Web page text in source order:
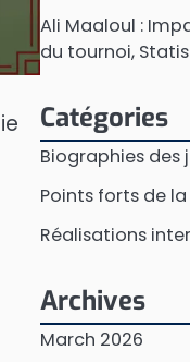
Ali Maaloul :
du tournoi,
Catégories
Biographies des
Points forts de
Réalisations
Archives
March 2026